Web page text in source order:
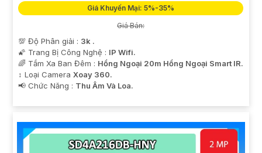
Giá Khuyến Mại: 5%-35%
Giá Bán:
💯 Độ Phân giải : 3k .
🌠 Trang Bị Công Nghệ : IP Wifi.
🌈 Tầm Xa Ban Đêm : Hồng Ngoại 20m Hồng Ngoại Smart IR.
↕️ Loại Camera Xoay 360.
️📢 Chức Năng : Thu Âm Và Loa.